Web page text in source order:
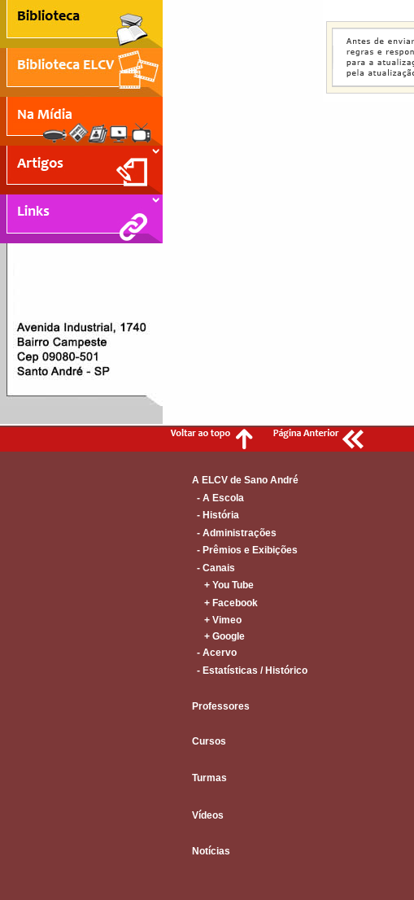
A ELCV de Sano André
- A Escola
- História
- Administrações
- Prêmios e Exibições
- Canais
+ You Tube
+ Facebook
+ Vimeo
+ Google
- Acervo
- Estatísticas / Histórico
Professores
Cursos
Turmas
Vídeos
Notícias